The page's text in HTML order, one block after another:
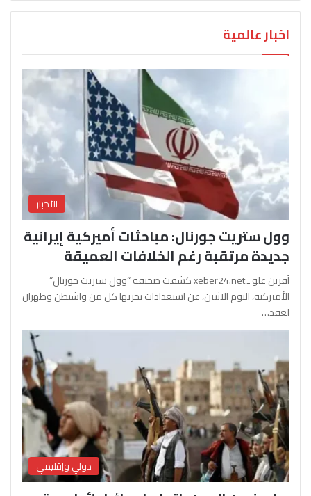
اخبار عالمية
الأخبار
وول ستريت جورنال: مباحثات أميركية إيرانية
جديدة مرتقبة رغم الخلافات العميقة
آفرين علو ـ xeber24.net كشفت صحيفة “وول ستريت جورنال”
الأميركية، اليوم الاثنين، عن استعدادات تجريها كل من واشنطن وطهران
لعقد…
دولي وإقليمي